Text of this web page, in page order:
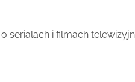
serialach i filmach